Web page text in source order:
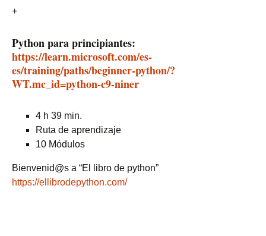
+
Python para principiantes:
https://learn.microsoft.com/es-
es/training/paths/beginner-python/?
WT.mc_id=python-c9-niner
4 h 39 min.
Ruta de aprendizaje
10 Módulos
Bienvenid@s a “El libro de python”
https://ellibrodepython.com/